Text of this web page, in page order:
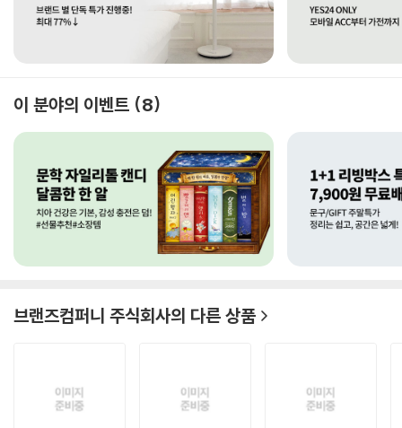
이 분야의 이벤트 8
브랜즈컴퍼니 주식회사의 다른 상품